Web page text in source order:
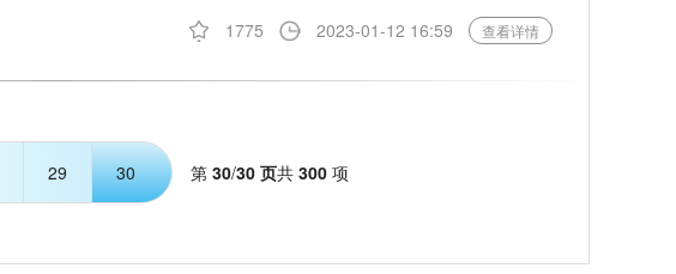
1775 2023-01-12 16:59 查看详情
29 30 第 30/30 页共 300 项